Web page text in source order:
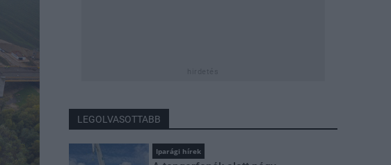
LEGOLVASOTTABB
Iparági hírek